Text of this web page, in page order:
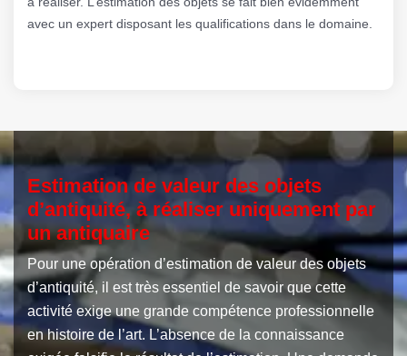
avec un expert disposant les qualifications dans le domaine.
Estimation de valeur des objets
d’antiquité, à réaliser uniquement par
un antiquaire
Pour une opération d’estimation de valeur des objets
d’antiquité, il est très essentiel de savoir que cette
activité exige une grande compétence professionnelle
en histoire de l’art. L’absence de la connaissance